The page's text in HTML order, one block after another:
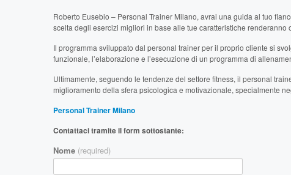
Roberto Eusebio – Personal Trainer Milano, avrai una guida al tuo
scelta degli esercizi migliori in base alle tue caratteristiche renderanno
Il programma sviluppato dal personal trainer per il proprio cliente si
funzionale, l’elaborazione e l’esecuzione di un programma di
Ultimamente, seguendo le tendenze del settore fitness, il personal
miglioramento della sfera psicologica e motivazionale, specialmente
Personal Trainer Milano
Contattaci tramite il form sottostante:
Nome (required)